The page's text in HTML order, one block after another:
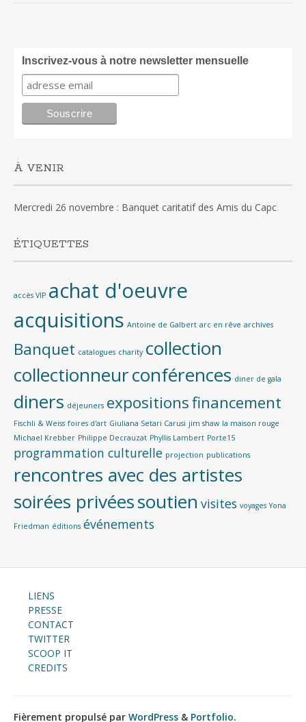
Inscrivez-vous à notre newsletter mensuelle
À VENIR
Mercredi 26 novembre : Banquet caritatif des Amis du Capc
ÉTIQUETTES
accès VIP achat d'oeuvre
acquisitions Antoine de Galbert arc en rêve archives
Banquet catalogues charity collection
collectionneurconférences diner de gala
diners déjeuners expositionsfinancement
Fischli & Weiss foires d'art Giuliana Setari Carusi jim shaw la maison rouge
Michael Krebber Philippe Decrauzat Phyllis Lambert Porte15
programmation culturelle projection publications
rencontres avec des artistes
soirées privéessoutien visites voyages Yona
Friedman éditions événements
LIENS
PRESSE
CONTACT
TWITTER
SCOOP IT
CREDITS
Fièrement propulsé par WordPress & Portfolio.